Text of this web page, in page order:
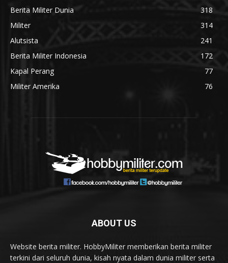
Berita Militer Dunia
318
Militer
314
Alutsista
241
Berita Militer Indonesia
172
Kapal Perang
77
Militer Amerika
76
ABOUT US
Website berita militer. HobbyMiliter memberikan berita militer
terkini dari seluruh dunia, kisah nyata dalam dunia militer serta